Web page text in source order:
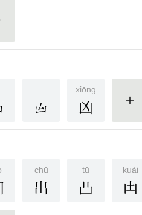
xiōng
凶 更多
chū
出
tū
凸
kuài
凷